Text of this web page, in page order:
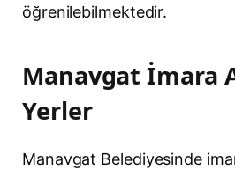
öğrenilebilmektedir.
Manavgat İmara
Yerler
Manavgat Belediyesinde